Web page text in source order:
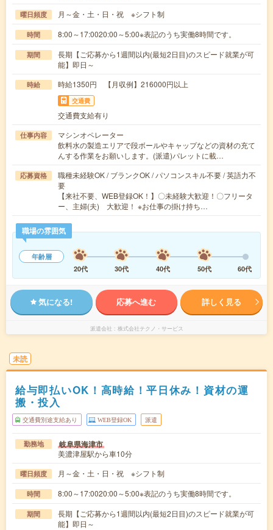
曜日頻度 月～金・土・日・祝 ※シフト制
時間 8:00～17:0020:00～5:00※表記のうち実働8時間です。
期間
長期【ご応募から1週間以内(最短2日目)のスピード就業が可
能】即日～
時給 時給1350円 【月収例】216000円以上
交通費
交通費支給有り
仕事内容
マシンオペレーター
飲料水の製造エリアで段ボールやキャップなどの資材の充て
んする作業をお願いします。(派遣)パレットに載…
応募資格
職種未経験OK / ブランクOK / パソコンスキル不要 / 英語力不
要
【来社不要、WEB登録OK！】〇未経験大歓迎！〇フリータ
ー、主婦(夫) 大歓迎！ ※お仕事の掛け持ち…
職場の雰囲気
年齢層
20代
30代 40代 50代 60代
気になる! 応募へ進む 詳しく見る
派遣会社 株式会社テクノ・サービス
未読
給与即払いOK！高時給！平日休み！資材の運
搬・投入
交通費別途支給あり WEB登録OK 派遣
勤務地 岐阜県海津市
美濃津屋駅から車10分
曜日頻度 月～金・土・日・祝 ※シフト制
時間 8:00～17:0020:00～5:00※表記のうち実働8時間です。
期間
長期【ご応募から1週間以内(最短2日目)のスピード就業が可
能】即日～